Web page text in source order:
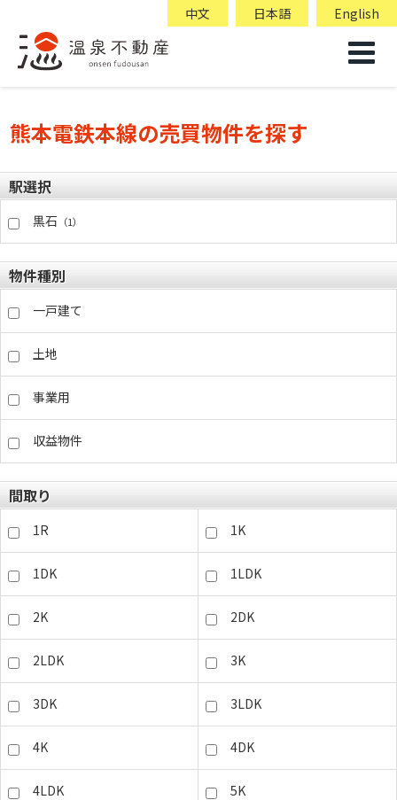
中文 日本語 English
熊本電鉄本線の売買物件を探す
駅選択
黒石 （1）
物件種別
一戸建て
土地
事業用
収益物件
間取り
1R 1K
1DK 1LDK
2K 2DK
2LDK 3K
3DK 3LDK
4K 4DK
4LDK 5K